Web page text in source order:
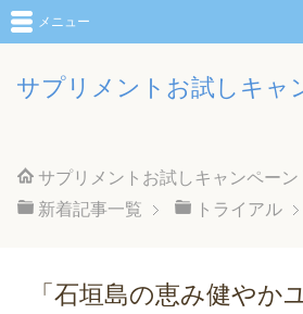
サプリメントお試しキャ
メニュー
サプリメントお試しキャンペーン
新着記事一覧
トライアル
「石垣島の恵み健やか